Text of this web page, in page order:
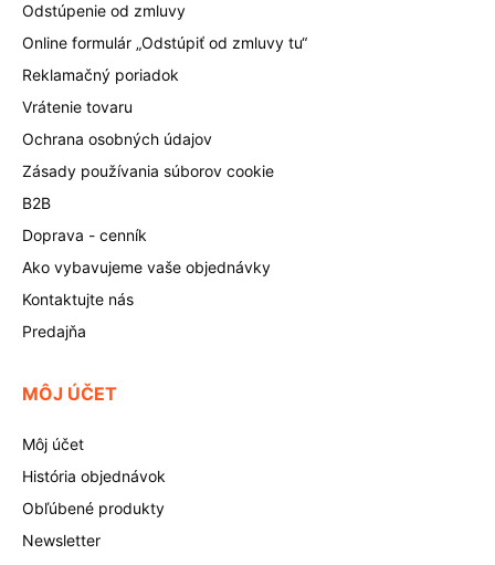
Odstúpenie od zmluvy
Online formulár „Odstúpiť od zmluvy tu“
Reklamačný poriadok
Vrátenie tovaru
Ochrana osobných údajov
Zásady používania súborov cookie
B2B
Doprava - cenník
Ako vybavujeme vaše objednávky
Kontaktujte nás
Predajňa
MÔJ ÚČET
Môj účet
História objednávok
Obľúbené produkty
Newsletter